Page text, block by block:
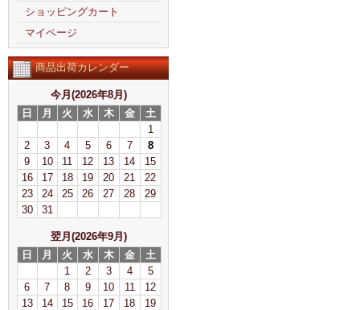
ショッピングカート
マイページ
商品出荷カレンダー
今月(2026年8月)
日
月 火 水 木 金
土
1
2
3 4 5 6 7
8
9
10 11 12 13 14
15
16
17 18 19 20 21
22
23
24 25 26 27 28
29
30
31
翌月(2026年9月)
日
月 火 水 木 金
土
1
2 3 4
5
6
7 8 9 10 11
12
13
14 15 16 17 18
19